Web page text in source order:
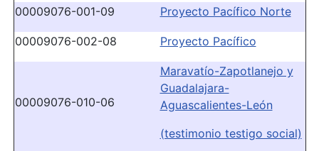
00009076-001-09 Proyecto Pací­fico Norte
00009076-002-08 Proyecto Pací­fico
00009076-010-06
Maravatí­o-Zapotlanejo y
Guadalajara-
Aguascalientes-León
(testimonio testigo social)